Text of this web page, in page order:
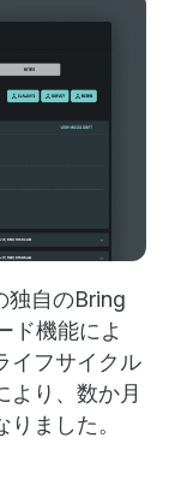
独自のBring
ド機能によ
イフサイクル
より、数か月
ました。